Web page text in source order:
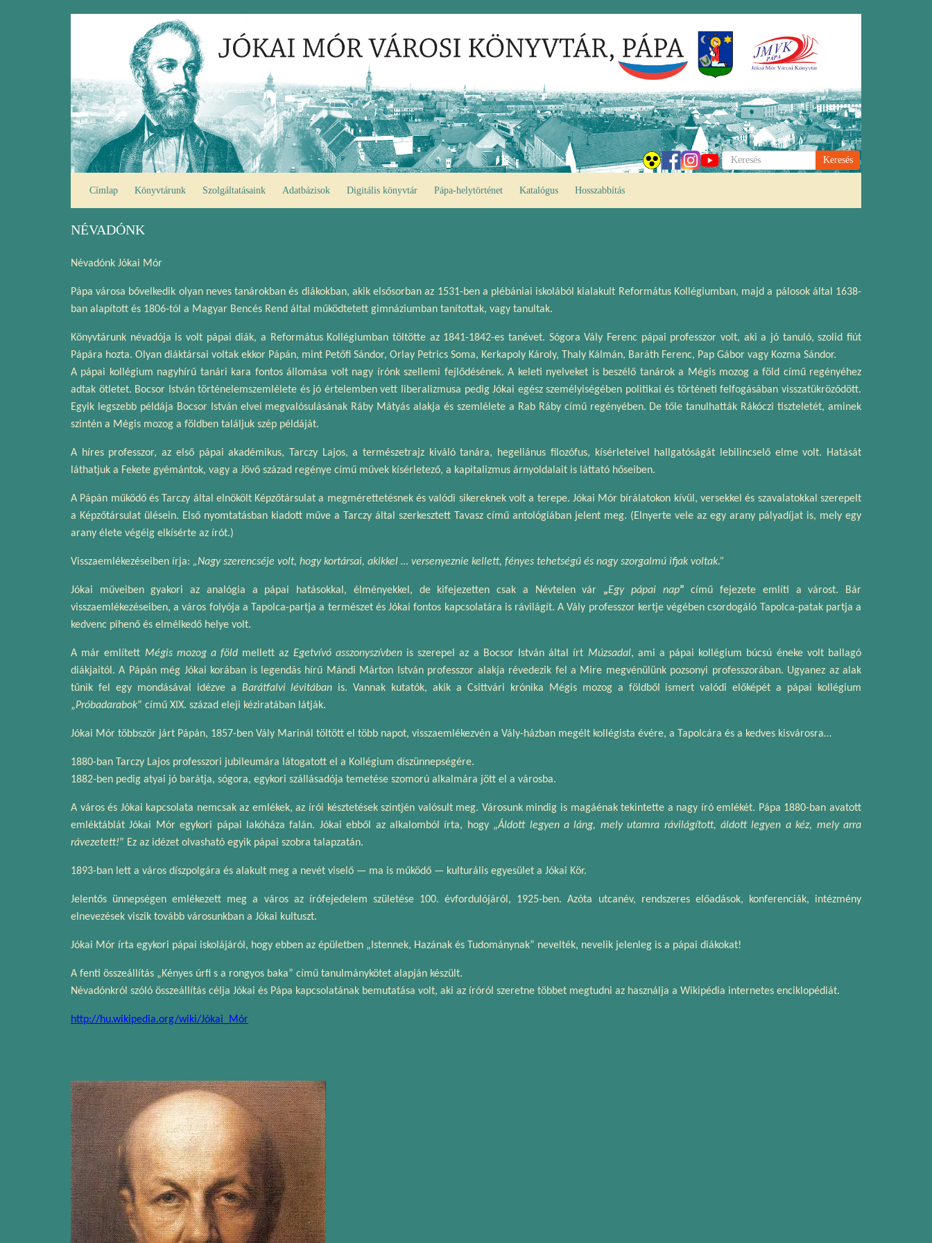
Keresés
Címlap Könyvtárunk Szolgáltatásaink Adatbázisok Digitális könyvtár Pápa-helytörténet Katalógus Hosszabbítás
NÉVADÓNK
Névadónk Jókai Mór
Pápa városa bővelkedik olyan neves tanárokban és diákokban, akik elsősorban az 1531-ben a plébániai iskolából kialakult Református Kollégiumban, majd a pálosok által 1638-
ban alapított és 1806-tól a Magyar Bencés Rend által működtetett gimnáziumban tanítottak, vagy tanultak.
Könyvtárunk névadója is volt pápai diák, a Református Kollégiumban töltötte az 1841-1842-es tanévet. Sógora Vály Ferenc pápai professzor volt, aki a jó tanuló, szolid fiút
Pápára hozta. Olyan diáktársai voltak ekkor Pápán, mint Petőfi Sándor, Orlay Petrics Soma, Kerkapoly Károly, Thaly Kálmán, Baráth Ferenc, Pap Gábor vagy Kozma Sándor.
A pápai kollégium nagyhírű tanári kara fontos állomása volt nagy írónk szellemi fejlődésének. A keleti nyelveket is beszélő tanárok a Mégis mozog a föld című regényéhez
adtak ötletet. Bocsor István történelemszemlélete és jó értelemben vett liberalizmusa pedig Jókai egész személyiségében politikai és történeti felfogásában visszatükröződött.
Egyik legszebb példája Bocsor István elvei megvalósulásának Ráby Mátyás alakja és szemlélete a Rab Ráby című regényében. De tőle tanulhatták Rákóczi tiszteletét, aminek
szintén a Mégis mozog a földben találjuk szép példáját.
A híres professzor, az első pápai akadémikus, Tarczy Lajos, a természetrajz kiváló tanára, hegeliánus filozófus, kísérleteivel hallgatóságát lebilincselő elme volt. Hatását
láthatjuk a Fekete gyémántok, vagy a Jövő század regénye című művek kísérletező, a kapitalizmus árnyoldalait is láttató hőseiben.
A Pápán működő és Tarczy által elnökölt Képzőtársulat a megmérettetésnek és valódi sikereknek volt a terepe. Jókai Mór bírálatokon kívül, versekkel és szavalatokkal szerepelt
a Képzőtársulat ülésein. Első nyomtatásban kiadott műve a Tarczy által szerkesztett Tavasz című antológiában jelent meg. (Elnyerte vele az egy arany pályadíjat is, mely egy
arany élete végéig elkísérte az írót.)
Visszaemlékezéseiben írja: „Nagy szerencséje volt, hogy kortársai, akikkel … versenyeznie kellett, fényes tehetségű és nagy szorgalmú ifjak voltak.”
Jókai műveiben gyakori az analógia a pápai hatásokkal, élményekkel, de kifejezetten csak a Névtelen vár „Egy pápai nap” című fejezete említi a várost. Bár
visszaemlékezéseiben, a város folyója a Tapolca-partja a természet és Jókai fontos kapcsolatára is rávilágít. A Vály professzor kertje végében csordogáló Tapolca-patak partja a
kedvenc pihenő és elmélkedő helye volt.
A már említett Mégis mozog a föld mellett az Egetvívó asszonyszívbenis szerepel az a Bocsor István által írt Múzsadal, ami a pápai kollégium búcsú éneke volt ballagó
diákjaitól. A Pápán még Jókai korában is legendás hírű Mándi Márton István professzor alakja révedezik fel a Mire megvénülünk pozsonyi professzorában. Ugyanez az alak
tűnik fel egy mondásával idézve a Barátfalvi lévitában is. Vannak kutatók, akik a Csittvári krónika Mégis mozog a földből ismert valódi előképét a pápai kollégium
„Próbadarabok” című XIX. század eleji kéziratában látják.
Jókai Mór többször járt Pápán, 1857-ben Vály Marinál töltött el több napot, visszaemlékezvén a Vály-házban megélt kollégista évére, a Tapolcára és a kedves kisvárosra…
1880-ban Tarczy Lajos professzori jubileumára látogatott el a Kollégium díszünnepségére.
1882-ben pedig atyai jó barátja, sógora, egykori szállásadója temetése szomorú alkalmára jött el a városba.
A város és Jókai kapcsolata nemcsak az emlékek, az írói késztetések szintjén valósult meg. Városunk mindig is magáénak tekintette a nagy író emlékét. Pápa 1880-ban avatott
emléktáblát Jókai Mór egykori pápai lakóháza falán. Jókai ebből az alkalomból írta, hogy „Áldott legyen a láng, mely utamra rávilágított, áldott legyen a kéz, mely arra
rávezetett!” Ez az idézet olvasható egyik pápai szobra talapzatán.
1893-ban lett a város díszpolgára és alakult meg a nevét viselő — ma is működő — kulturális egyesület a Jókai Kör.
Jelentős ünnepségen emlékezett meg a város az írófejedelem születése 100. évfordulójáról, 1925-ben. Azóta utcanév, rendszeres előadások, konferenciák, intézmény
elnevezések viszik tovább városunkban a Jókai kultuszt.
Jókai Mór írta egykori pápai iskolájáról, hogy ebben az épületben „Istennek, Hazának és Tudománynak” nevelték, nevelik jelenleg is a pápai diákokat!
A fenti összeállítás „Kényes úrfi s a rongyos baka” című tanulmánykötet alapján készült.
Névadónkról szóló összeállítás célja Jókai és Pápa kapcsolatának bemutatása volt, aki az íróról szeretne többet megtudni az használja a Wikipédia internetes enciklopédiát.
http://hu.wikipedia.org/wiki/Jókai_Mór